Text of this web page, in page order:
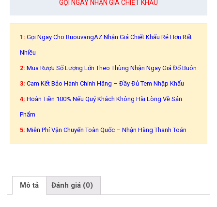
GỌI NGAY NHẬN GIÁ CHIẾT KHẤU
1: Gọi Ngay Cho RuouvangAZ Nhận Giá Chiết Khấu Rẻ Hơn Rất
Nhiều
2: Mua Rượu Số Lượng Lớn Theo Thùng Nhận Ngay Giá Đổ Buôn
3: Cam Kết Bảo Hành Chính Hãng – Đầy Đủ Tem Nhập Khẩu
4: Hoàn Tiền 100% Nếu Quý Khách Không Hài Lòng Về Sản
Phẩm
5: Miễn Phí Vận Chuyển Toàn Quốc – Nhận Hàng Thanh Toán
Mô tả Đánh giá (0)